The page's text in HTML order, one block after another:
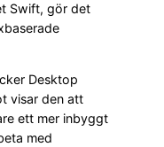
Swift, gör det
Desktop
visar den att
ett mer inbyggt
med